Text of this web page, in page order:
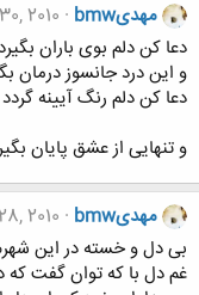
مهدیbmw
2010
دعا کن دلم بوی باران بگیرد
و این درد جانسوز درمان
دعا کن دلم رنگ آیینه گردد
و تنهایی از عشق پایان
مهدیbmw
2010
بی دل و خسته در این
غم دل با که توان گفت